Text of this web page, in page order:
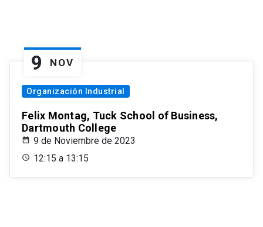
9 NOV
Organización Industrial
Felix Montag, Tuck School of Business,
Dartmouth College
9 de Noviembre de 2023
12:15 a 13:15